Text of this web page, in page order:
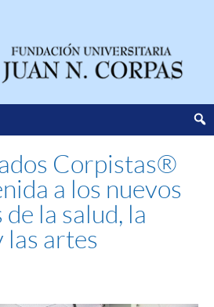
Corpistas®
a los nuevos
la salud, la
las artes